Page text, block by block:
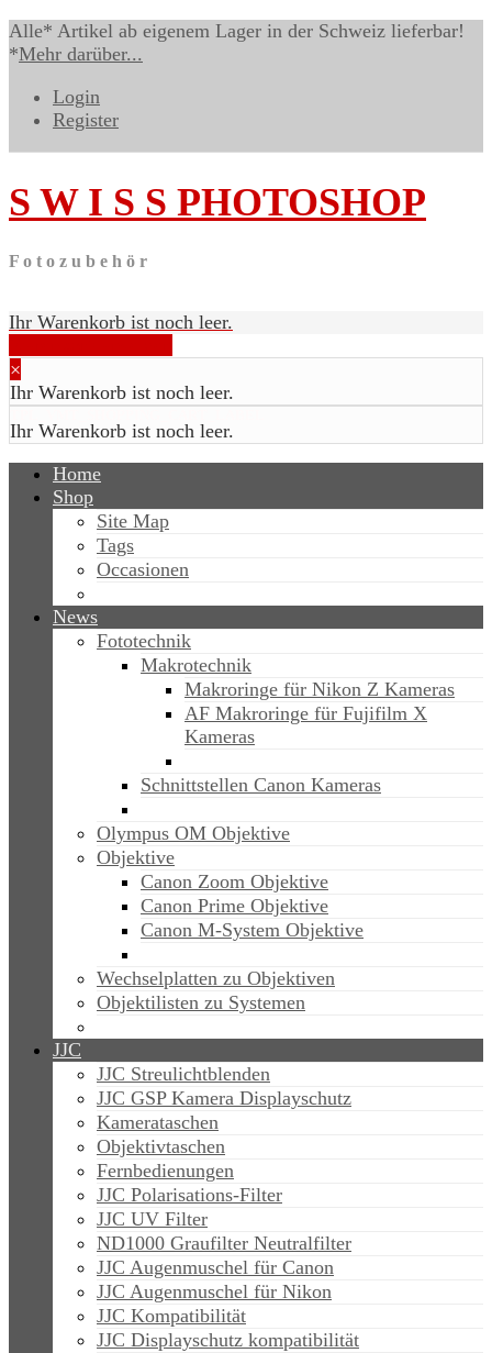
Alle* Artikel ab eigenem Lager in der Schweiz lieferbar!
*Mehr darüber...
Login
Register
S W I S S PHOTOSHOP
F o t o z u b e h ö r
Ihr Warenkorb ist noch leer.
×
Ihr Warenkorb ist noch leer.
Ihr Warenkorb ist noch leer.
Home
Shop
Site Map
Tags
Occasionen
News
Fototechnik
Makrotechnik
Makroringe für Nikon Z Kameras
AF Makroringe für Fujifilm X
Kameras
Schnittstellen Canon Kameras
Olympus OM Objektive
Objektive
Canon Zoom Objektive
Canon Prime Objektive
Canon M-System Objektive
Wechselplatten zu Objektiven
Objektilisten zu Systemen
JJC
JJC Streulichtblenden
JJC GSP Kamera Displayschutz
Kamerataschen
Objektivtaschen
Fernbedienungen
JJC Polarisations-Filter
JJC UV Filter
ND1000 Graufilter Neutralfilter
JJC Augenmuschel für Canon
JJC Augenmuschel für Nikon
JJC Kompatibilität
JJC Displayschutz kompatibilität